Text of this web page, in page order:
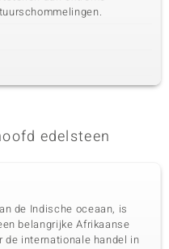
edelsteen
de Indische oceaan, is
belangrijke Afrikaanse
de internationale handel in